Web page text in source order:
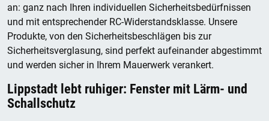
an: ganz nach Ihren individuellen Sicherheitsbedürfnissen
und mit entsprechender RC-Widerstandsklasse. Unsere
Produkte, von den Sicherheitsbeschlägen bis zur
Sicherheitsverglasung, sind perfekt aufeinander abgestimmt
und werden sicher in Ihrem Mauerwerk verankert.
Lippstadt lebt ruhiger: Fenster mit Lärm- und
Schallschutz